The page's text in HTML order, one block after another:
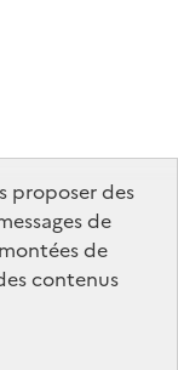
proposer des
de
de
contenus